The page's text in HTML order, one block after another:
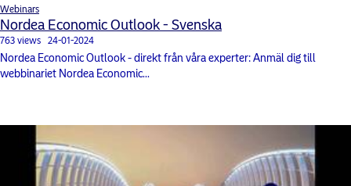
Webinars
Nordea Economic Outlook - Svenska
763 views 24-01-2024
Nordea Economic Outlook - direkt från våra experter: Anmäl dig till
webbinariet Nordea Economic...